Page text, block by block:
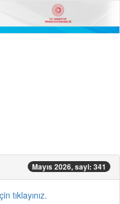
Mayıs 2026, sayi: 341
tıklayınız.